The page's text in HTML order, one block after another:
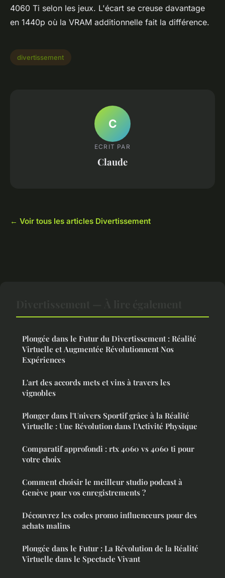
4060 Ti selon les jeux. L'écart se creuse davantage
en 1440p où la VRAM additionnelle fait la différence.
divertissement
C
ECRIT PAR
Claude
← Voir tous les articles Divertissement
Plongée dans le Futur du Divertissement : Réalité
Virtuelle et Augmentée Révolutionnent Nos
Expériences
L'art des accords mets et vins à travers les
vignobles
Plonger dans l'Univers Sportif grâce à la Réalité
Virtuelle : Une Révolution dans l'Activité Physique
Comparatif approfondi : rtx 4060 vs 4060 ti pour
votre choix
Comment choisir le meilleur studio podcast à
Genève pour vos enregistrements ?
Découvrez les codes promo influenceurs pour des
achats malins
Plongée dans le Futur : La Révolution de la Réalité
Virtuelle dans le Spectacle Vivant